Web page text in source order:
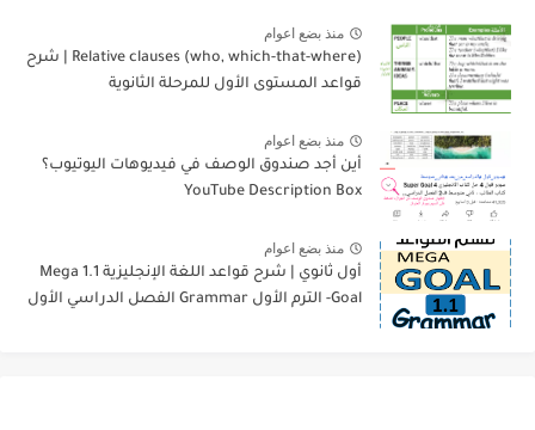
منذ بضع اعوام
Relative clauses (who, which-that-where) | شرح
قواعد المستوى الأول للمرحلة الثانوية
منذ بضع اعوام
أين أجد صندوق الوصف في فيديوهات اليوتيوب؟
YouTube Description Box
منذ بضع اعوام
أول ثانوي | شرح قواعد اللغة الإنجليزية 1.1 Mega
Goal- الترم الأول Grammar الفصل الدراسي الأول